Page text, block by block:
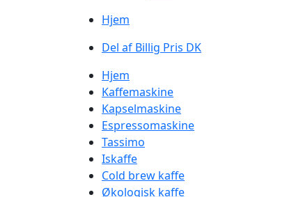
Hjem
Del af Billig Pris DK
Hjem
Kaffemaskine
Kapselmaskine
Espressomaskine
Tassimo
Iskaffe
Cold brew kaffe
Økologisk kaffe